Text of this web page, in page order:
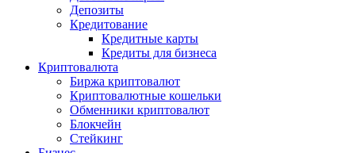
Депозиты
Кредитование
Кредитные карты
Кредиты для бизнеса
Криптовалюта
Биржа криптовалют
Криптовалютные кошельки
Обменники криптовалют
Блокчейн
Стейкинг